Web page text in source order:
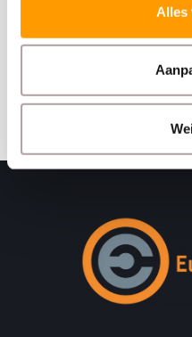
Alles
Schrijf je hier in
Ontvang onze